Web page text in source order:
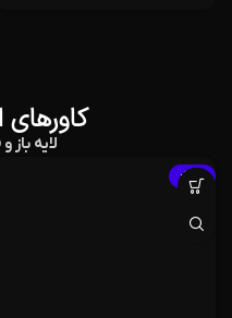
لایه باز
-63%